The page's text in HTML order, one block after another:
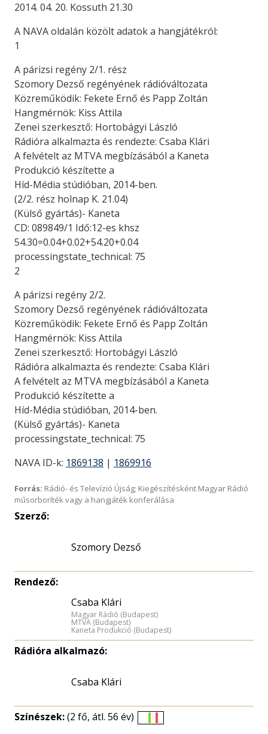
2014. 04. 20. Kossuth 21.30
A NAVA oldalán közölt adatok a hangjátékról:
1
A párizsi regény 2/1. rész
Szomory Dezső regényének rádióváltozata
Közreműködik: Fekete Ernő és Papp Zoltán
Hangmérnök: Kiss Attila
Zenei szerkesztő: Hortobágyi László
Rádióra alkalmazta és rendezte: Csaba Klári
A felvételt az MTVA megbízásából a Kaneta
Produkció készítette a
Híd-Média stúdióban, 2014-ben.
(2/2. rész holnap K. 21.04)
(Külső gyártás)- Kaneta
CD: 089849/1 Idő:12-es khsz
54.30=0.04+0.02+54.20+0.04
processingstate_technical: 75
2
A párizsi regény 2/2.
Szomory Dezső regényének rádióváltozata
Közreműködik: Fekete Ernő és Papp Zoltán
Hangmérnök: Kiss Attila
Zenei szerkesztő: Hortobágyi László
Rádióra alkalmazta és rendezte: Csaba Klári
A felvételt az MTVA megbízásából a Kaneta
Produkció készítette a
Híd-Média stúdióban, 2014-ben.
(Külső gyártás)- Kaneta
processingstate_technical: 75
NAVA ID-k: 1869138 | 1869916
Forrás: Rádió- és Televízió Újság; Kiegészítésként Magyar Rádió
műsorboríték vagy a hangjáték konferálása
Szerző:
Szomory Dezső
Rendező:
Csaba Klári
Magyar Rádió (Budapest)
MTVA (Budapest)
Kaneta Produkció (Budapest)
Rádióra alkalmazó:
Csaba Klári
Színészek:(2 fő, átl. 56 év)